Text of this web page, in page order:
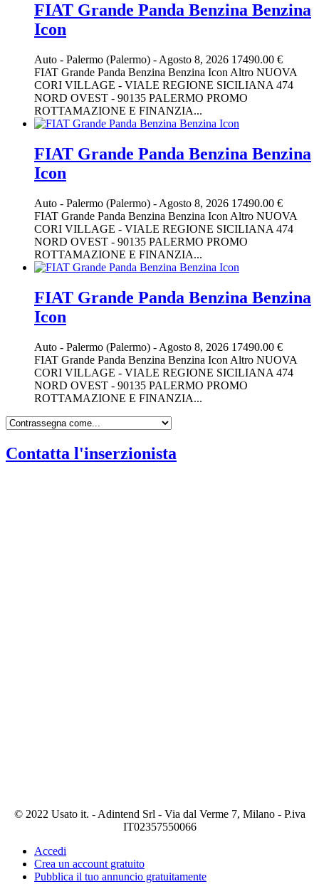
FIAT Grande Panda Benzina Benzina
Icon
Auto - Palermo (Palermo) - Agosto 8, 2026 17490.00 €
FIAT Grande Panda Benzina Benzina Icon Altro NUOVA
CORI VILLAGE - VIALE REGIONE SICILIANA 474
NORD OVEST - 90135 PALERMO PROMO
ROTTAMAZIONE E FINANZIA...
FIAT Grande Panda Benzina Benzina
Icon
Auto - Palermo (Palermo) - Agosto 8, 2026 17490.00 €
FIAT Grande Panda Benzina Benzina Icon Altro NUOVA
CORI VILLAGE - VIALE REGIONE SICILIANA 474
NORD OVEST - 90135 PALERMO PROMO
ROTTAMAZIONE E FINANZIA...
FIAT Grande Panda Benzina Benzina
Icon
Auto - Palermo (Palermo) - Agosto 8, 2026 17490.00 €
FIAT Grande Panda Benzina Benzina Icon Altro NUOVA
CORI VILLAGE - VIALE REGIONE SICILIANA 474
NORD OVEST - 90135 PALERMO PROMO
ROTTAMAZIONE E FINANZIA...
Contatta l'inserzionista
© 2022 Usato it. - Adintend Srl - Via dal Verme 7, Milano - P.iva
IT02357550066
Accedi
Crea un account gratuito
Pubblica il tuo annuncio gratuitamente